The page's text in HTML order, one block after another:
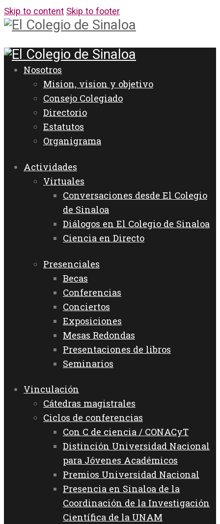
Skip to content Skip to footer
Nosotros
Mision, vision y objetivo
Consejo Colegiado
Directorio
Estatutos
Organigrama
Actividades
Virtuales
Conversaciones desde El Colegio
de Sinaloa
Diálogos en El Colegio de Sinaloa
Ciencia en Directo
Presenciales
Becas
Conferencias
Conciertos
Exposiciones
Mesas Redondas
Presentaciones de libros
Seminarios
Vinculación
Cátedras magistrales
Ciclos de conferencias
Con C de ciencia / CONACyT
Distinción Universidad Nacional
para Jóvenes Académicos
Premios Universidad Nacional
Presencia en Sinaloa de la
Coordinación de la Investigación
Científica de la UNAM